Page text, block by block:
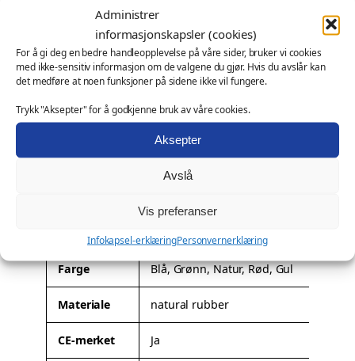
Administrer
informasjonskapsler (cookies)
For å gi deg en bedre handleopplevelse på våre sider, bruker vi cookies
med ikke-sensitiv informasjon om de valgene du gjør. Hvis du avslår kan
det medføre at noen funksjoner på sidene ikke vil fungere.
Trykk "Aksepter" for å godkjenne bruk av våre cookies.
Aksepter
Avslå
Vis preferanser
Infokapsel-erklæringPersonvernerklæring
k
a
t
l
profilprodukt for kampanjer, events og gavebutikker
messeartikkel og kampanjeprodukt
kundegave – med eller uten logo
Ønsker du profilering?
Denne modellen kan leveres med firmalogo eller
spesialtilpasning. Les mer om mulighetene her:Profilering.
Tilleggsinformasjon
b
u
t
e
V
e
d
i
Dimensjoner I/A
Farge Blå, Grønn, Natur, Rød, Gul
Materiale natural rubber
CE-merket Ja